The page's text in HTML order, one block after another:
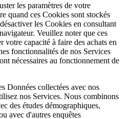
les paramètres de votre
quand ces Cookies sont stockés
les Cookies en consultant
Veuillez noter que ces
votre capacité à faire des achats en
fonctionnalités de nos Services
nécessaires au fonctionnement de
Données collectées avec nos
nos Services. Nous combinons
des études démographiques,
avec d'autres enquêtes